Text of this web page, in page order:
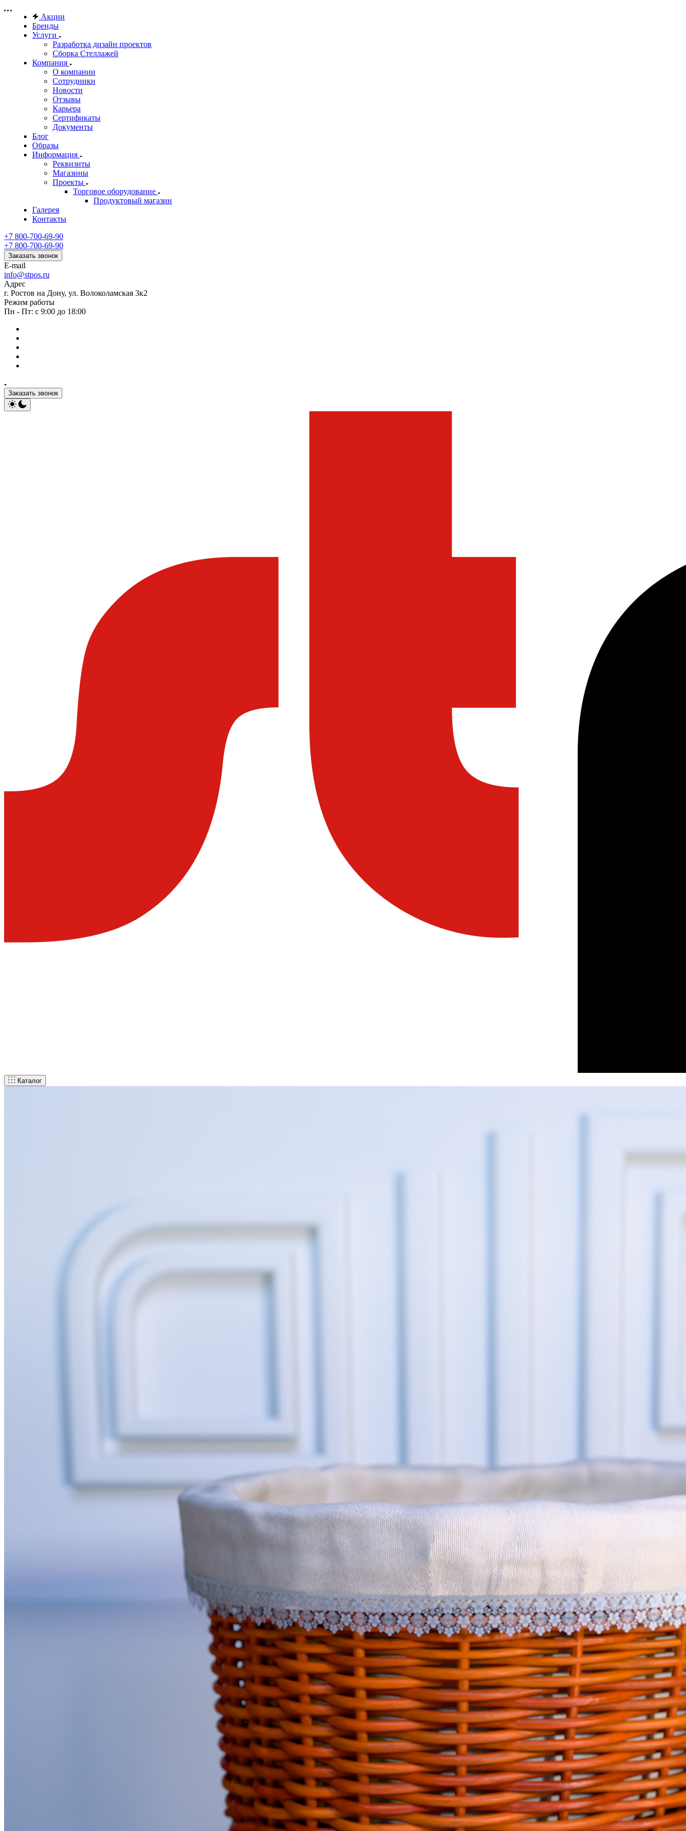
Акции
Бренды
Услуги
Разработка дизайн проектов
Сборка Стеллажей
Компания
О компании
Сотрудники
Новости
Отзывы
Карьера
Сертификаты
Документы
Блог
Образы
Информация
Реквизиты
Магазины
Проекты
Торговое оборудование
Продуктовый магазин
Галерея
Контакты
+7 800-700-69-90
+7 800-700-69-90
Заказать звонок
E-mail
info@stpos.ru
Адрес
г. Ростов на Дону, ул. Волоколамская 3к2
Режим работы
Пн - Пт: с 9:00 до 18:00
Заказать звонок
Каталог